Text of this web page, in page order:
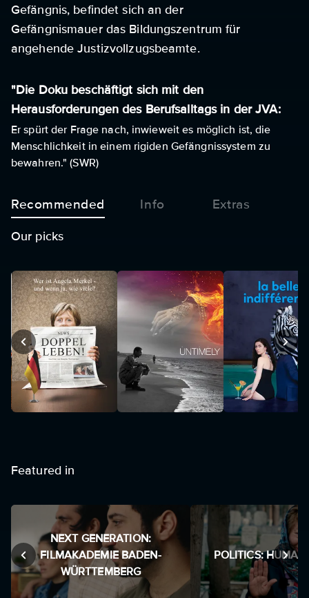
Gefängnis, befindet sich an der
Gefängnismauer das Bildungszentrum für
angehende Justizvollzugsbeamte.
"Die Doku beschäftigt sich mit den
Herausforderungen des Berufsalltags in der JVA:
Er spürt der Frage nach, inwieweit es möglich ist, die
Menschlichkeit in einem rigiden Gefängnissystem zu
bewahren." (SWR)
Recommended Info Extras
Our picks
Featured in
NEXT GENERATION:
FILMAKADEMIE BADEN-
WÜRTTEMBERG
POLITICS: HUMAN